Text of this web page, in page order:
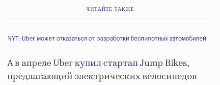
ЧИТАЙТЕ ТАКЖЕ
NYT: Uber может отказаться от разработки беспилотных автомобилей
А в апреле Uberкупил стартапJump Bikes,
предлагающий электрических велосипедов